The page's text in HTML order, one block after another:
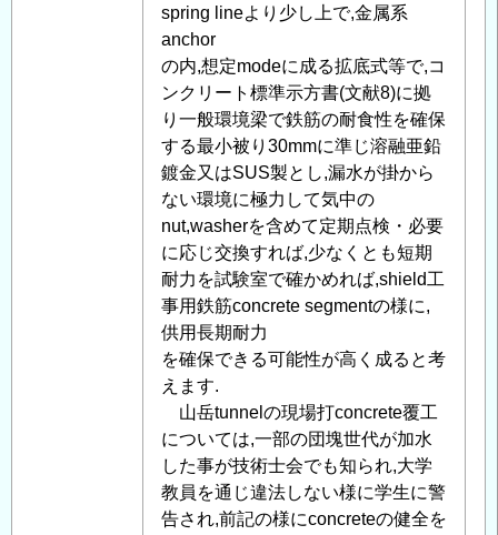
spring lineより少し上で,金属系
anchor
の内,想定modeに成る拡底式等で,コ
ンクリート標準示方書(文献8)に拠
り一般環境梁で鉄筋の耐食性を確保
する最小被り30mmに準じ溶融亜鉛
鍍金又はSUS製とし,漏水が掛から
ない環境に極力して気中の
nut,washerを含めて定期点検・必要
に応じ交換すれば,少なくとも短期
耐力を試験室で確かめれば,shield工
事用鉄筋concrete segmentの様に,
供用長期耐力
を確保できる可能性が高く成ると考
えます.
山岳tunnelの現場打concrete覆工
については,一部の団塊世代が加水
した事が技術士会でも知られ,大学
教員を通じ違法しない様に学生に警
告され,前記の様にconcreteの健全を